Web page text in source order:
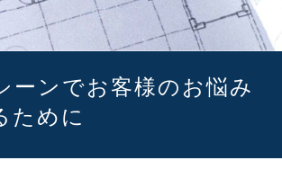
サイトご利用条件
ーンでお客様のお悩み
ために